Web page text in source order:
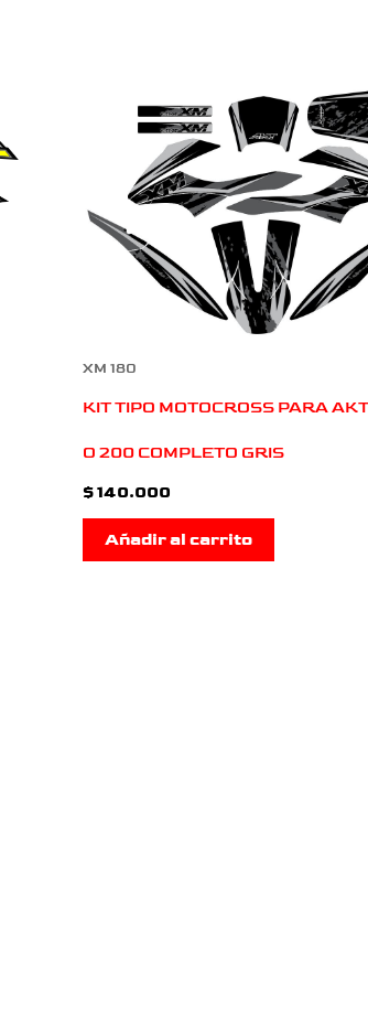
XM 180
KIT TIPO MOTOCROSS PARA
O 200 COMPLETO GRIS
$140.000
Añadir al carrito